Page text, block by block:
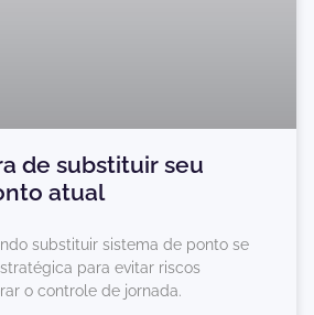
de substituir seu
atual
substituir sistema de ponto se
para evitar riscos
o controle de jornada.